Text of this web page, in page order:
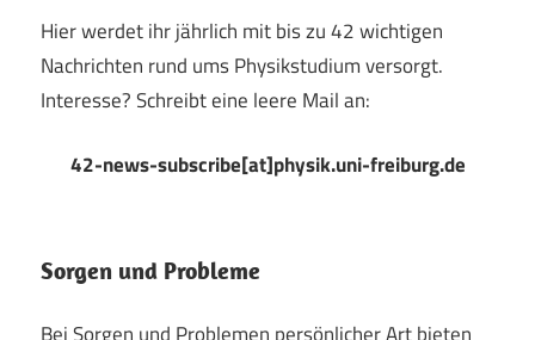
Hier werdet ihr jährlich mit bis zu 42 wichtigen
Nachrichten rund ums Physikstudium versorgt.
Interesse? Schreibt eine leere Mail an:
42-news-subscribe[at]physik.uni-freiburg.de
Sorgen und Probleme